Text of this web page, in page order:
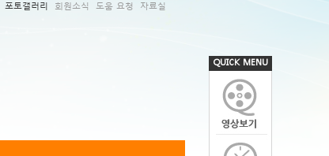
포토갤러리 회원소식 도움 요청 자료실
QUICK MENU